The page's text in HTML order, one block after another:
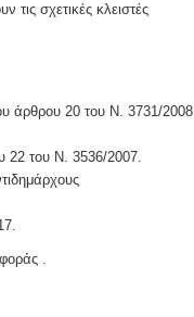
σχετικές κλειστές
άρθρου 20 του Ν. 3731/2008
22 του Ν. 3536/2007.
.